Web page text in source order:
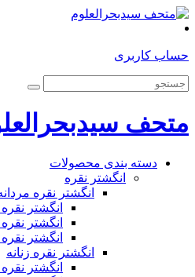
حساب کاربری
متحف
دسته بندی محصولات
انگشتر نقره
انگشتر نقره
انگشتر
انگشتر
انگشتر
انگشتر نقره زنانه
انگشتر